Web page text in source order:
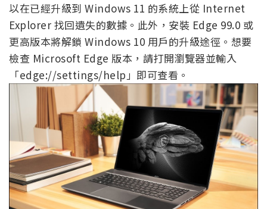
以在已經升級到 Windows 11 的系統上從 Internet
Explorer 找回遺失的數據。此外，安裝 Edge 99.0 或
更高版本將解鎖 Windows 10 用戶的升級途徑。想要
檢查 Microsoft Edge 版本，請打開瀏覽器並輸入
「edge://settings/help」即可查看。